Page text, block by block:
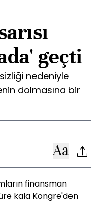
geçti
nedeniyle
dolmasına bir
finansman
kala Kongre'den